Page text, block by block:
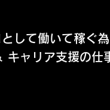
して働いて稼ぐ
キャリア支援の